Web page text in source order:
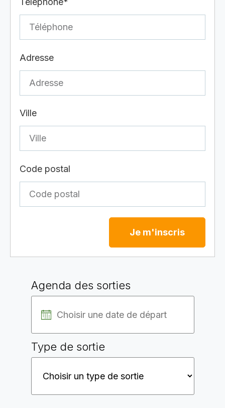
Adresse
Ville
Code postal
Je m'inscris
Agenda des sorties
Type de sortie